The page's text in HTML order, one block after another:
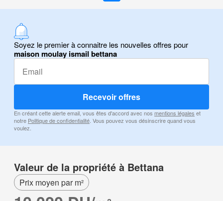
Soyez le premier à connaitre les nouvelles offres pour
maison moulay ismail bettana
Recevoir offres
En créant cette alerte email, vous êtes d'accord avec nos mentions légales et
notre Politique de confidentialité. Vous pouvez vous désinscrire quand vous
voulez.
Valeur de la propriété à Bettana
Prix moyen par m²